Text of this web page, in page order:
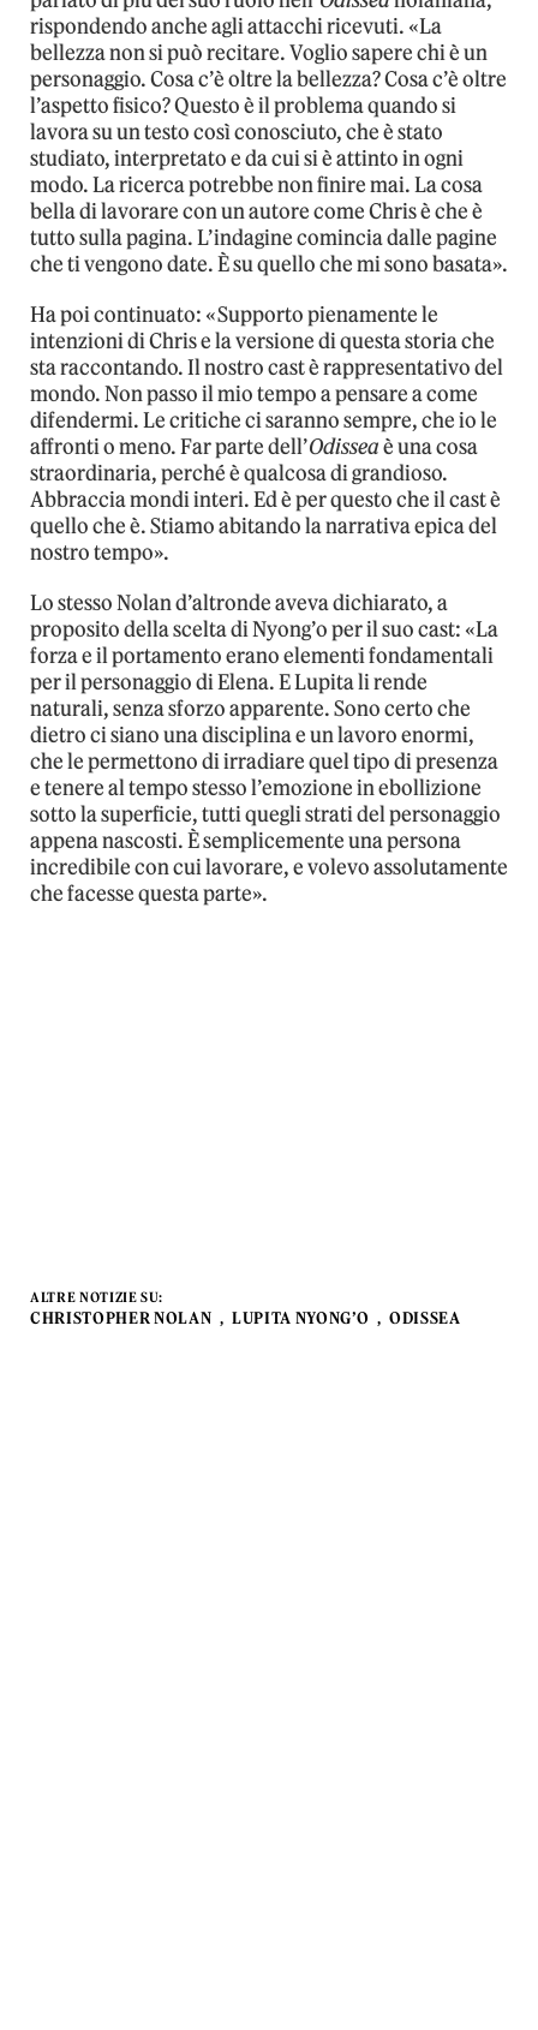
rispondendo anche agli attacchi ricevuti. «La
bellezza non si può recitare. Voglio sapere chi è un
personaggio. Cosa c’è oltre la bellezza? Cosa c’è oltre
l’aspetto fisico? Questo è il problema quando si
lavora su un testo così conosciuto, che è stato
studiato, interpretato e da cui si è attinto in ogni
modo. La ricerca potrebbe non finire mai. La cosa
bella di lavorare con un autore come Chris è che è
tutto sulla pagina. L’indagine comincia dalle pagine
che ti vengono date. È su quello che mi sono basata».
Ha poi continuato: «Supporto pienamente le
intenzioni di Chris e la versione di questa storia che
sta raccontando. Il nostro cast è rappresentativo del
mondo. Non passo il mio tempo a pensare a come
difendermi. Le critiche ci saranno sempre, che io le
affronti o meno. Far parte dell’Odisseaè una cosa
straordinaria, perché è qualcosa di grandioso.
Abbraccia mondi interi. Ed è per questo che il cast è
quello che è. Stiamo abitando la narrativa epica del
nostro tempo».
Lo stesso Nolan d’altronde aveva dichiarato, a
proposito della scelta di Nyong’o per il suo cast: «La
forza e il portamento erano elementi fondamentali
per il personaggio di Elena. E Lupita li rende
naturali, senza sforzo apparente. Sono certo che
dietro ci siano una disciplina e un lavoro enormi,
che le permettono di irradiare quel tipo di presenza
e tenere al tempo stesso l’emozione in ebollizione
sotto la superficie, tutti quegli strati del personaggio
appena nascosti. È semplicemente una persona
incredibile con cui lavorare, e volevo assolutamente
che facesse questa parte».
ALTRE NOTIZIE SU:
CHRISTOPHER NOLAN LUPITA NYONG’O ODISSEA